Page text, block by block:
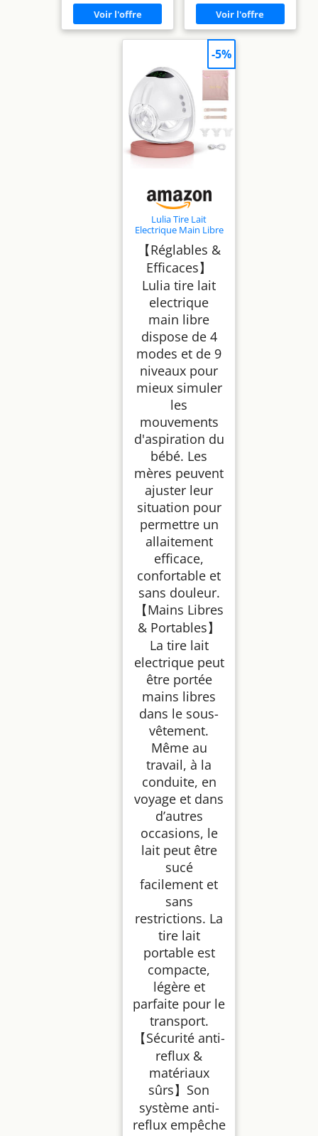
Lulia Tire Lait
Electrique Main Libre
Niveaux, 350mmHg
Forte Aspiration,
Komfortabler &
Portable, Sans BPA,
avec Bride de
17/19/21/24 mm (1
Paquet-Blanc)
【Réglables &
Efficaces】
Lulia tire lait
electrique
main libre
dispose de 4
modes et de 9
niveaux pour
mieux simuler
les
mouvements
d'aspiration du
bébé. Les
mères peuvent
ajuster leur
situation pour
permettre un
allaitement
efficace,
confortable et
sans douleur.
【Mains Libres
& Portables】
La tire lait
electrique peut
être portée
mains libres
dans le sous-
vêtement.
Même au
travail, à la
conduite, en
voyage et dans
d’autres
occasions, le
lait peut être
sucé
facilement et
sans
restrictions. La
tire lait
portable est
compacte,
légère et
parfaite pour le
transport.
【Sécurité anti-
reflux &
matériaux
sûrs】Son
système anti-
reflux empêche
-5%